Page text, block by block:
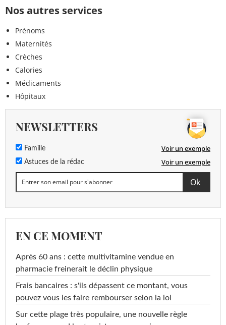
Nos autres services
Prénoms
Maternités
Crèches
Calories
Médicaments
Hôpitaux
NEWSLETTERS
Famille Voir un exemple
Astuces de la rédac Voir un exemple
EN CE MOMENT
Après 60 ans : cette multivitamine vendue en
pharmacie freinerait le déclin physique
Frais bancaires : s'ils dépassent ce montant, vous
pouvez vous les faire rembourser selon la loi
Sur cette plage très populaire, une nouvelle règle